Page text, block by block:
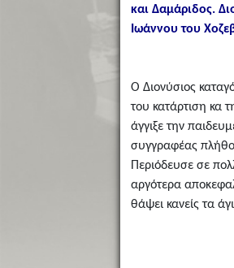
και Δαμάριδος.
Ιωάννου του
Ο Διονύσιος
του κατάρτιση κα
άγγιξε την
συγγραφέας
Περιόδευσε σε
αργότερα
θάψει κανείς τα